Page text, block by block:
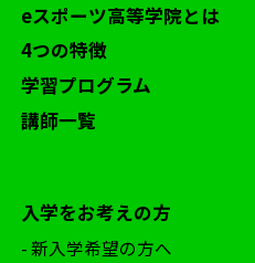
eスポーツ高等学院とは
4つの特徴
学習プログラム
講師一覧
入学をお考えの方
- 新入学希望の方へ